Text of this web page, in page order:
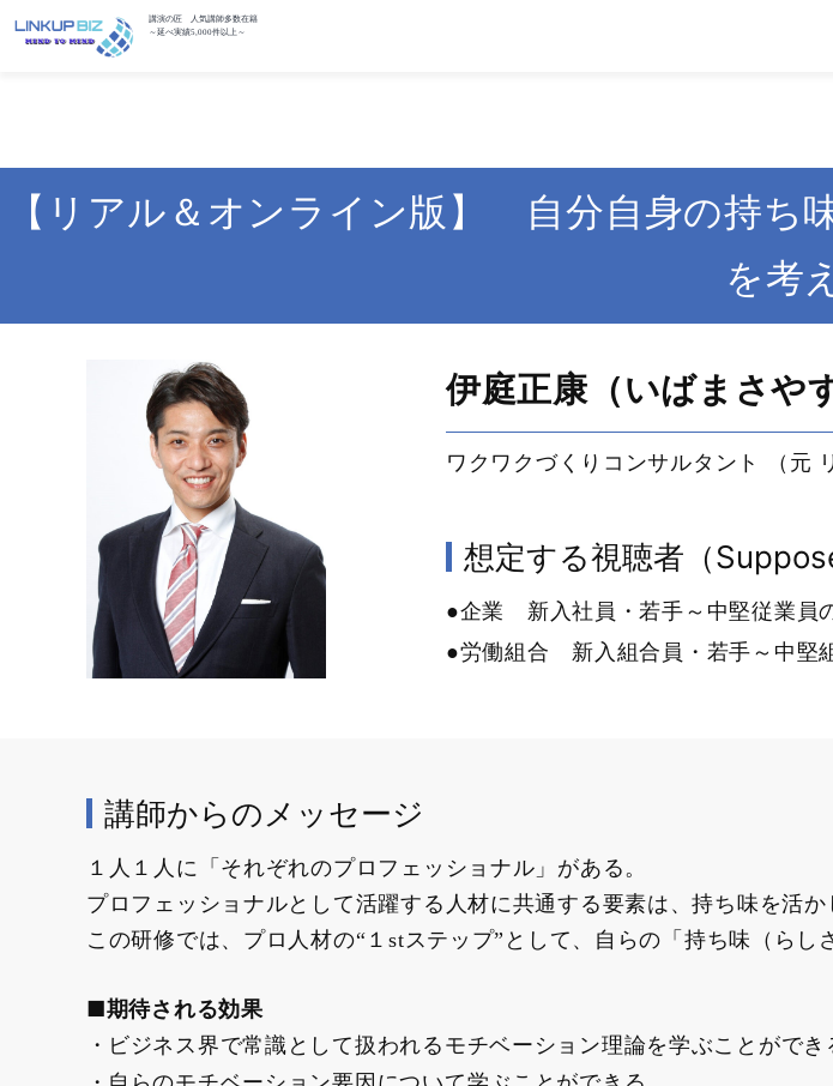
講演の匠 人気講師多数在籍
～延べ実績5,000件以上～
【リアル＆オンライン版】 自分自身の持ち
を考
伊庭正康（いばまさや
ワクワクづくりコンサルタント （元
想定する視聴者（
●企業 新入社員・若手～中堅従業員
●労働組合 新入組合員・若手～中堅
講師からのメッセージ
１人１人に「それぞれのプロフェッショナル」がある。
プロフェッショナルとして活躍する人材に共通する要素は、持ち味を活か
この研修では、プロ人材の“１stステップ”として、自らの「持ち味（らし
■期待される効果
ビジネス界で常識として扱われるモチベーション理論を学ぶことができ